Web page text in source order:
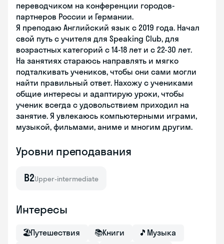
переводчиком на конференции городов-
партнеров России и Германии.
Я преподаю Английский язык с 2019 года. Начал
свой путь с учителя для Speaking Club, для
возрастных категорий с 14-18 лет и с 22-30 лет.
На занятиях стараюсь направлять и мягко
подталкивать учеников, чтобы они сами могли
найти правильный ответ. Нахожу с учениками
общие интересы и адаптирую уроки, чтобы
ученик всегда с удовольствием приходил на
занятие. Я увлекаюсь компьютерными играми,
музыкой, фильмами, аниме и многим другим.
Уровни преподавания
B2Upper-intermediate
Интересы
🏖Путешествия 📚Книги 🎵 Музыка